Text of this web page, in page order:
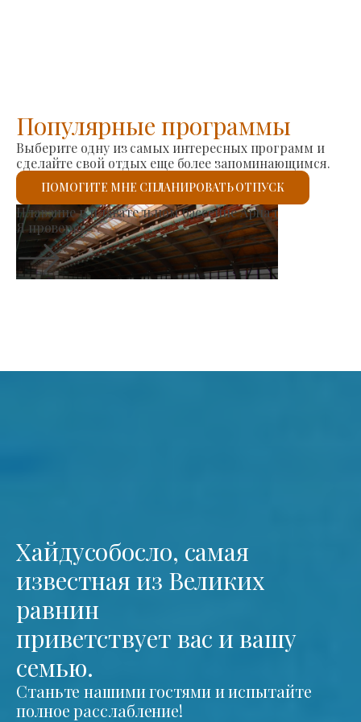
Популярные программы
Выберите одну из самых интересных программ и
сделайте свой отдых еще более запоминающимся.
ПОМОГИТЕ МНЕ СПЛАНИРОВАТЬ ОТПУСК
Рынок производителей
Я проверю.
Хайдусобосло, самая
известная из Великих
равнин
приветствует вас и вашу
семью.
Станьте нашими гостями и испытайте
полное расслабление!